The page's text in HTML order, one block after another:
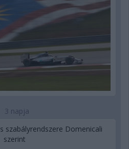
3 napja
szabályrendszere Domenicali
szerint